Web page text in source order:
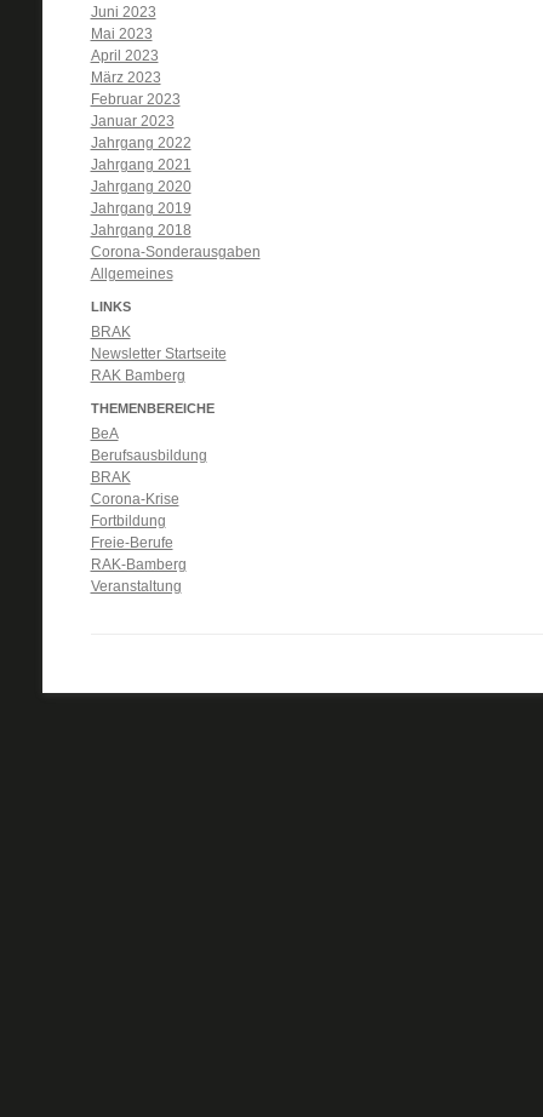
Juni 2023
Mai 2023
April 2023
März 2023
Februar 2023
Januar 2023
Jahrgang 2022
Jahrgang 2021
Jahrgang 2020
Jahrgang 2019
Jahrgang 2018
Corona-Sonderausgaben
Allgemeines
LINKS
BRAK
Newsletter Startseite
RAK Bamberg
THEMENBEREICHE
BeA
Berufsausbildung
BRAK
Corona-Krise
Fortbildung
Freie-Berufe
RAK-Bamberg
Veranstaltung